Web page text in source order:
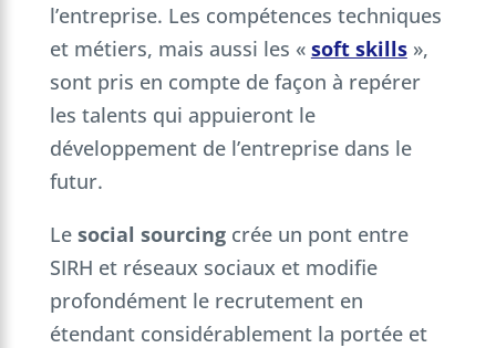
l’entreprise. Les compétences techniques
et métiers, mais aussi les « soft skills»,
sont pris en compte de façon à repérer
les talents qui appuieront le
développement de l’entreprise dans le
futur.
Le social sourcingcrée un pont entre
SIRH et réseaux sociaux et modifie
profondément le recrutement en
étendant considérablement la portée et